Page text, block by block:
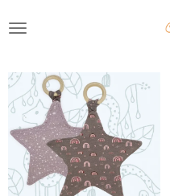
direct
de
hoofdinhoud